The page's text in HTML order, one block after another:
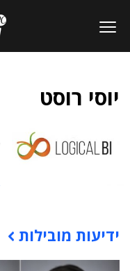
יוסי רוסט
תוכן פרסומי
ידיעות מובילות